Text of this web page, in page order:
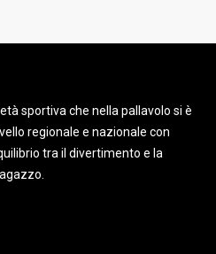
sportiva che nella pallavolo si è
regionale e nazionale con
tra il divertimento e la